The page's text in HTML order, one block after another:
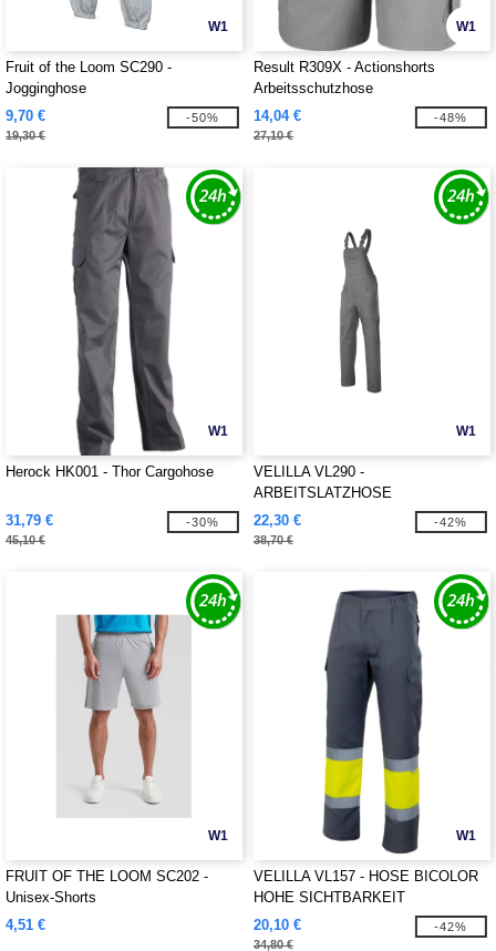
W1
Fruit of the Loom SC290 -
Jogginghose
9,70 €
19,30 €
-50%
W1
Result R309X - Actionshorts
Arbeitsschutzhose
14,04 €
27,10 €
-48%
W1
Herock HK001 - Thor Cargohose
31,79 €
45,10 €
-30%
W1
VELILLA VL290 -
ARBEITSLATZHOSE
22,30 €
38,70 €
-42%
W1
FRUIT OF THE LOOM SC202 -
Unisex-Shorts
4,51 €
W1
VELILLA VL157 - HOSE BICOLOR
HOHE SICHTBARKEIT
20,10 €
34,80 €
-42%